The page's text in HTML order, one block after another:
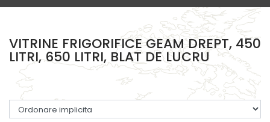
VITRINE FRIGORIFICE GEAM DREPT, 450
LITRI, 650 LITRI, BLAT DE LUCRU